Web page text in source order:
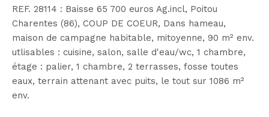
REF. 28114 : Baisse 65 700 euros Ag.incl, Poitou
Charentes (86), COUP DE COEUR, Dans hameau,
maison de campagne habitable, mitoyenne, 90 m² env.
utlisables : cuisine, salon, salle d'eau/wc, 1 chambre,
étage : palier, 1 chambre, 2 terrasses, fosse toutes
eaux, terrain attenant avec puits, le tout sur 1086 m²